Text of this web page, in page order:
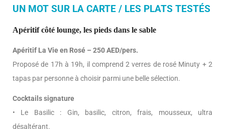
UN MOT SUR LA CARTE / LES PLATS TESTÉS
Apéritif côté lounge, les pieds dans le sable
Apéritif La Vie en Rosé – 250 AED/pers.
Proposé de 17h à 19h, il comprend 2 verres de rosé Minuty + 2
tapas par personne à choisir parmi une belle sélection.
Cocktails signature
• Le Basilic : Gin, basilic, citron, frais, mousseux, ultra
désaltérant.